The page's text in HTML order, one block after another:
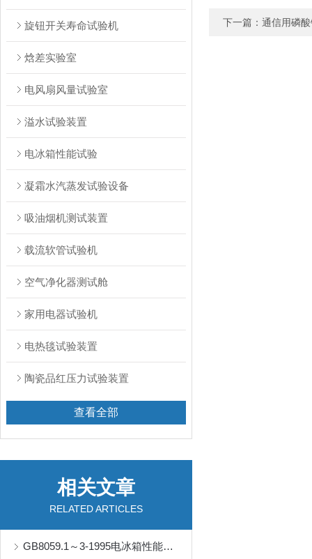
旋钮开关寿命试验机
焓差实验室
电风扇风量试验室
溢水试验装置
电冰箱性能试验
凝霜水汽蒸发试验设备
吸油烟机测试装置
载流软管试验机
空气净化器测试舱
家用电器试验机
电热毯试验装置
陶瓷品红压力试验装置
查看全部
相关文章
RELATED ARTICLES
GB8059.1～3-1995电冰箱性能试验室
下一篇： 通信用磷